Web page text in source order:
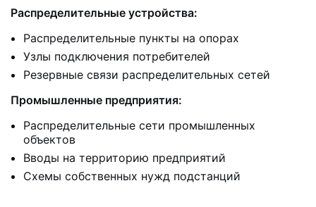
Распределительные устройства:
Распределительные пункты на опорах
Узлы подключения потребителей
Резервные связи распределительных сетей
Промышленные предприятия:
Распределительные сети промышленных
объектов
Вводы на территорию предприятий
Схемы собственных нужд подстанций